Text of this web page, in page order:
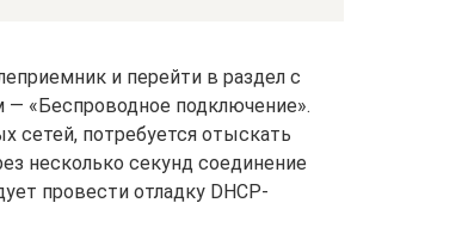
и перейти в раздел с
— «Беспроводное подключение».
сетей, потребуется отыскать
несколько секунд соединение
провести отладку DHCP-